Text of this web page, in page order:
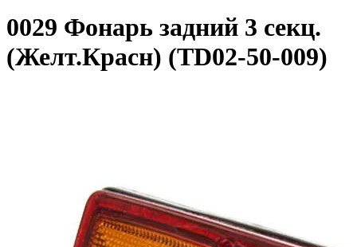
0029 Фонарь задний 3 секц.
(Желт.Красн) (TD02-50-009)